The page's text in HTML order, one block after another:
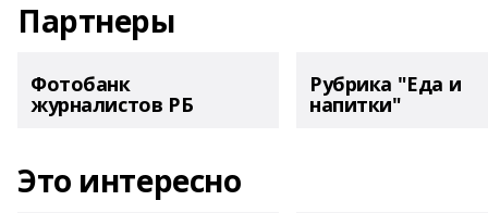
Партнеры
Фотобанк
журналистов РБ
Рубрика "Еда и
напитки"
Это интересно